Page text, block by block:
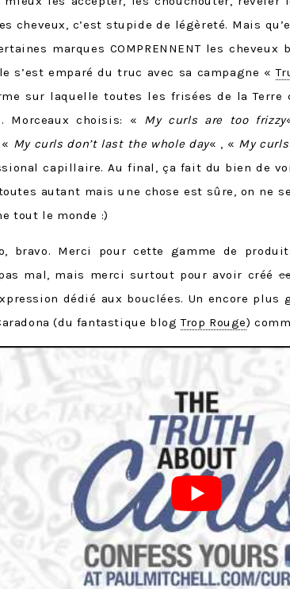
cheveux, c’est stupide de légèreté. Mais
marques COMPRENNENT les cheveux
s’est emparé du truc avec sa campagne «
sur laquelle toutes les frisées de la Terre
Morceaux choisis: « My curls are too frizzy
My curls don’t last the whole day« , « My
capillaire. Au final, ça fait du bien de
autant mais une chose est sûre, on ne
tout le monde :)
bravo. Merci pour cette gamme de
pas mal, mais merci surtout pour avoir créé
dédié aux bouclées. Un encore
(du fantastique blogTrop Rouge)